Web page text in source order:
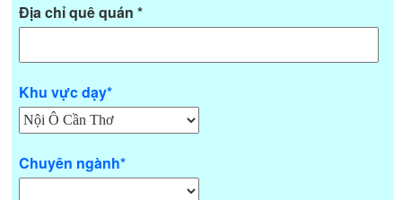
Địa chỉ quê quán *
Khu vực dạy*
Chuyên ngành*